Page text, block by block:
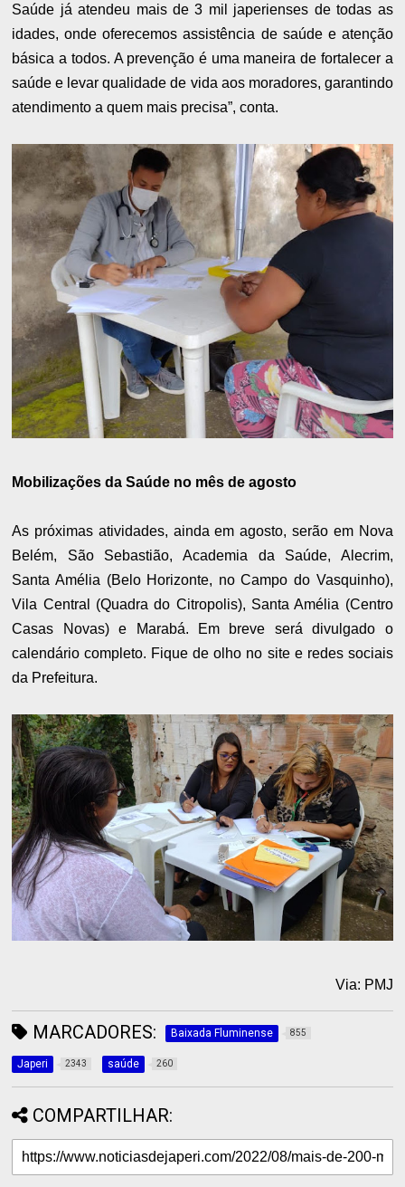
Saúde já atendeu mais de 3 mil japerienses de todas as
idades, onde oferecemos assistência de saúde e atenção
básica a todos. A prevenção é uma maneira de fortalecer a
saúde e levar qualidade de vida aos moradores, garantindo
atendimento a quem mais precisa”, conta.
Mobilizações da Saúde no mês de agosto
As próximas atividades, ainda em agosto, serão em Nova
Belém, São Sebastião, Academia da Saúde, Alecrim,
Santa Amélia (Belo Horizonte, no Campo do Vasquinho),
Vila Central (Quadra do Citropolis), Santa Amélia (Centro
Casas Novas) e Marabá. Em breve será divulgado o
calendário completo. Fique de olho no site e redes sociais
da Prefeitura.
Via: PMJ
MARCADORES: Baixada Fluminense 855
Japeri 2343 saúde 260
COMPARTILHAR: